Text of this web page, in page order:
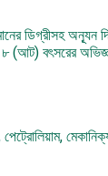
ডিগ্রীসহ অন্যূন
৮ (আট) বৎসরের